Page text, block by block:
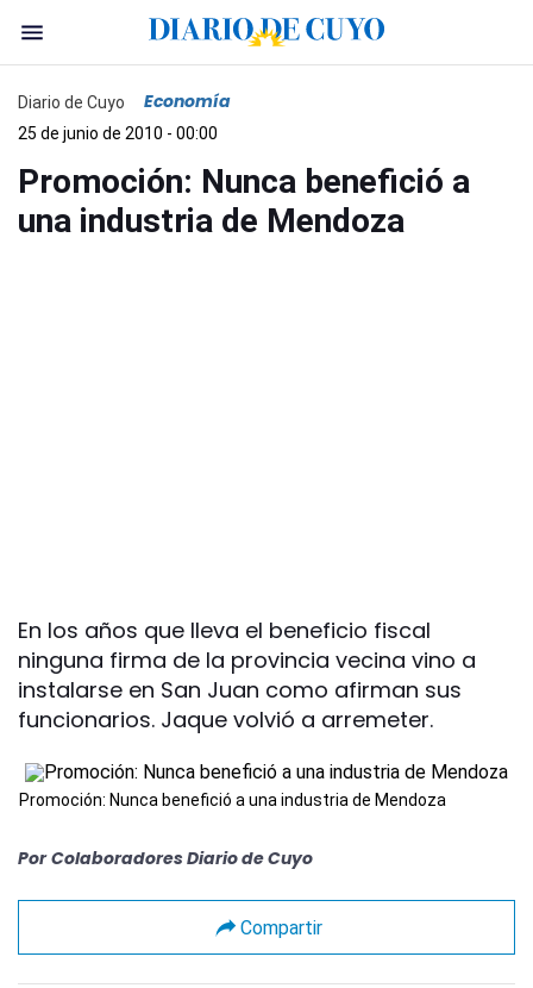
Diario de Cuyo Economía
25 de junio de 2010 - 00:00
Promoción: Nunca benefició a
una industria de Mendoza
En los años que lleva el beneficio fiscal
ninguna firma de la provincia vecina vino a
instalarse en San Juan como afirman sus
funcionarios. Jaque volvió a arremeter.
Promoción: Nunca benefició a una industria de Mendoza
Por Colaboradores Diario de Cuyo
Compartir